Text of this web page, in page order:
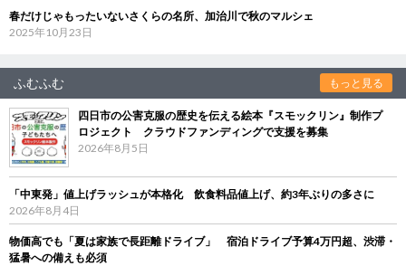
春だけじゃもったいないさくらの名所、加治川で秋のマルシェ
2025年10月23日
ふむふむ もっと見る
四日市の公害克服の歴史を伝える絵本『スモックリン』制作プ
ロジェクト クラウドファンディングで支援を募集
2026年8月5日
「中東発」値上げラッシュが本格化 飲食料品値上げ、約3年ぶりの多さに
2026年8月4日
物価高でも「夏は家族で長距離ドライブ」 宿泊ドライブ予算4万円超、渋滞・
猛暑への備えも必須